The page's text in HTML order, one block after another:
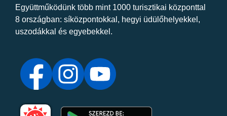
Együttműködünk több mint 1000 turisztikai központtal
8 országban: síközpontokkal, hegyi üdülőhelyekkel,
uszodákkal és egyebekkel.